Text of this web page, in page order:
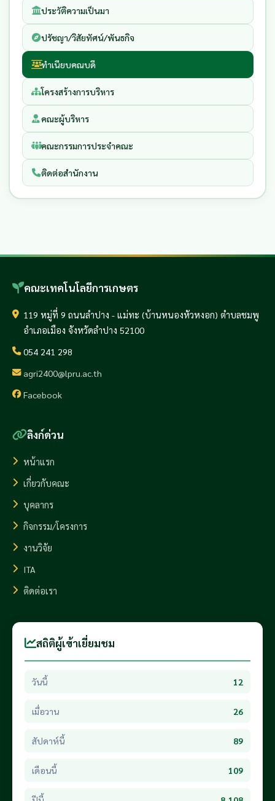
ประวัติความเป็นมา
ปรัชญา/วิสัยทัศน์/พันธกิจ
ทำเนียบคณบดี
โครงสร้างการบริหาร
คณะผู้บริหาร
คณะกรรมการประจำคณะ
ติดต่อสำนักงาน
คณะเทคโนโลยีการเกษตร
119 หมู่ที่ 9 ถนนลำปาง - แม่ทะ (บ้านหนองหัวหงอก) ตำบลชมพู
อำเภอเมือง จังหวัดลำปาง 52100
054 241 298
agri2400@lpru.ac.th
Facebook
ลิงก์ด่วน
หน้าแรก
เกี่ยวกับคณะ
บุคลากร
กิจกรรม/โครงการ
งานวิจัย
ITA
ติดต่อเรา
สถิติผู้เข้าเยี่ยมชม
วันนี้ 12
เมื่อวาน 26
สัปดาห์นี้ 89
เดือนนี้ 109